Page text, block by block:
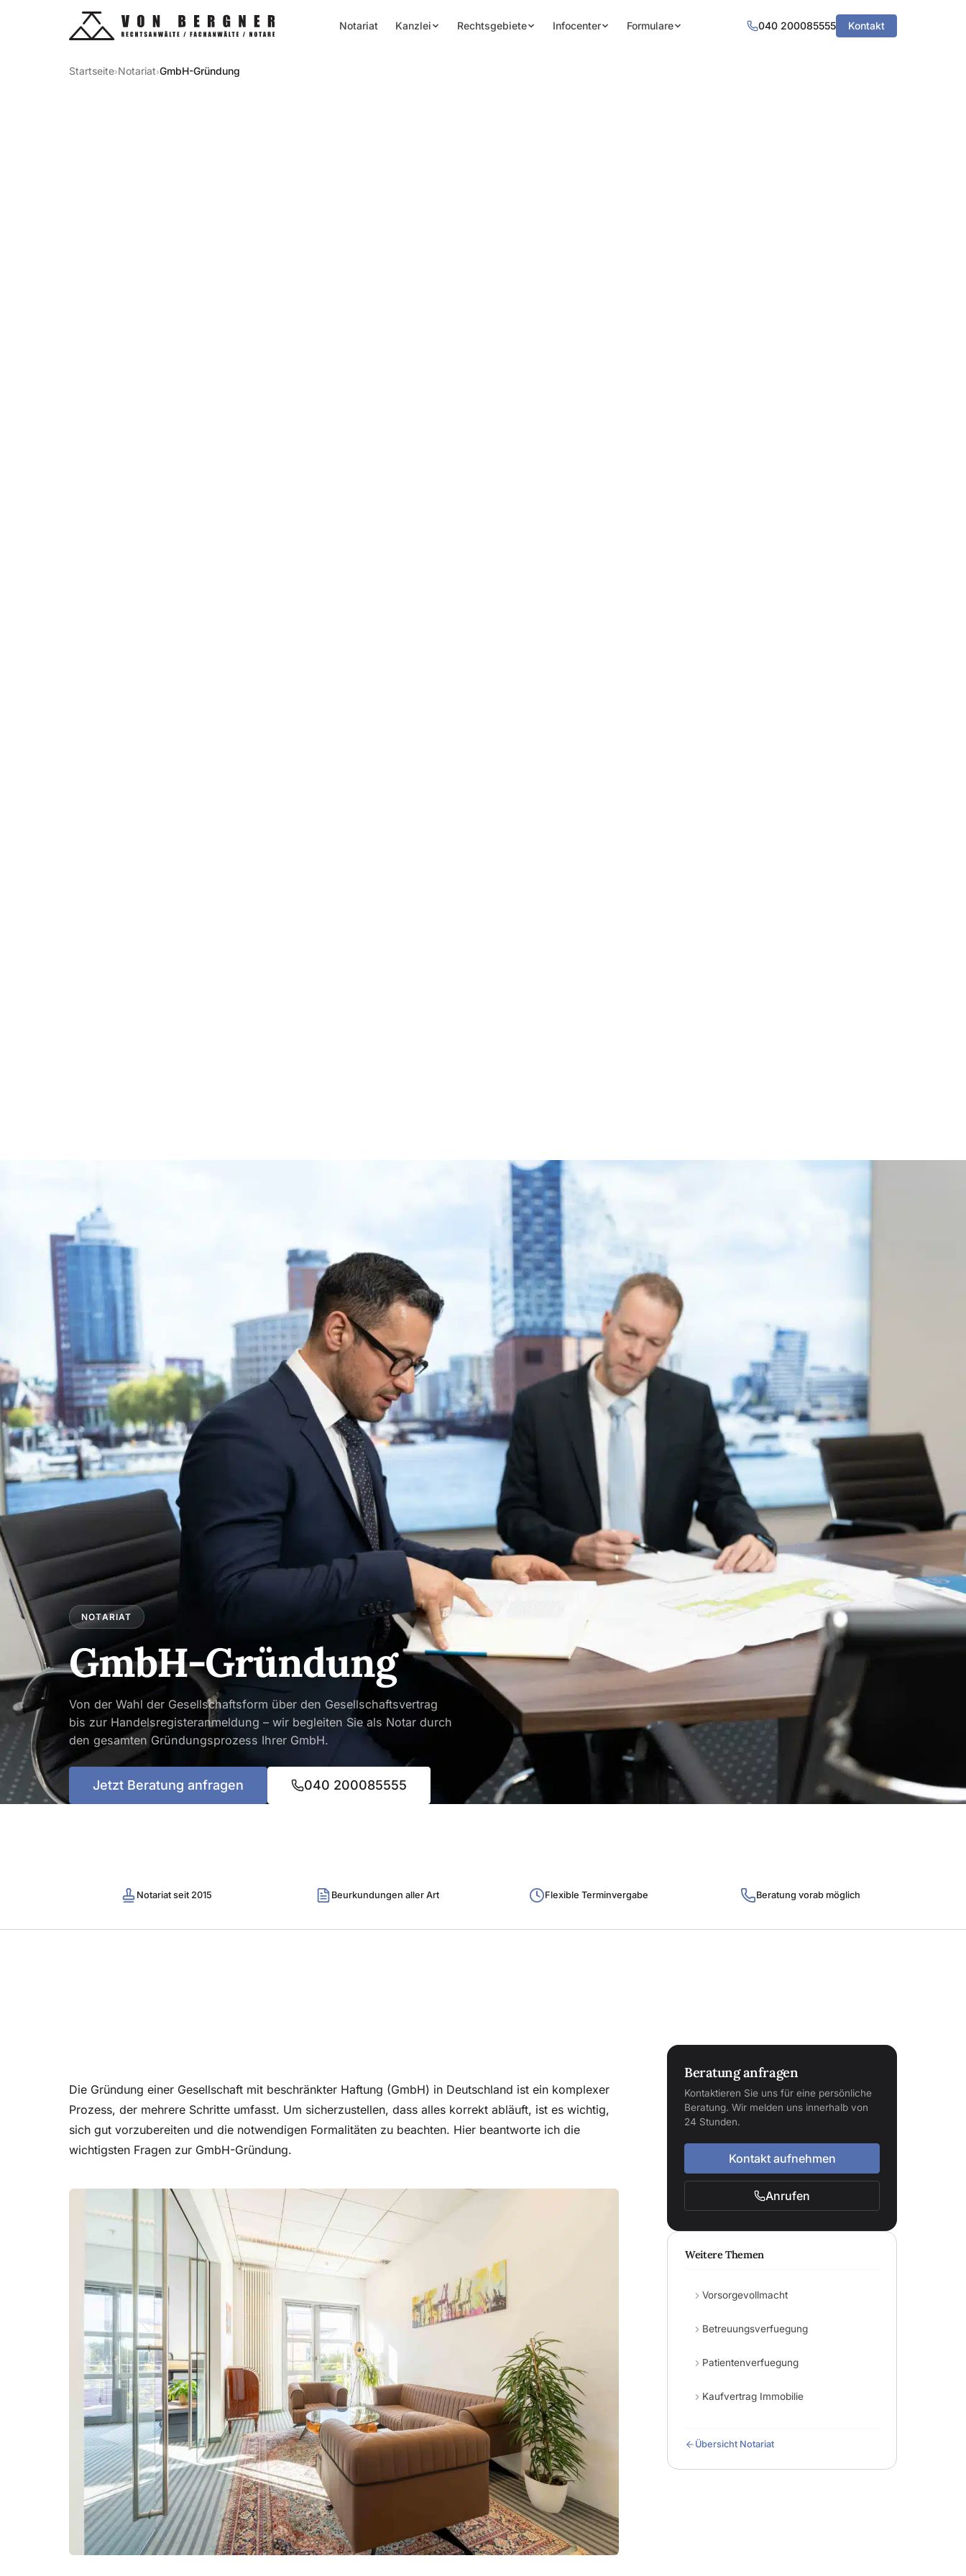
Notariat Kanzlei Rechtsgebiete Infocenter Formulare 040 200085555 Kontakt
Startseite›Notariat›GmbH-Gründung
NOTARIAT
GmbH-Gründung
Von der Wahl der Gesellschaftsform über den Gesellschaftsvertrag
bis zur Handelsregisteranmeldung – wir begleiten Sie als Notar durch
den gesamten Gründungsprozess Ihrer GmbH.
Jetzt Beratung anfragen 040 200085555
Notariat seit 2015 Beurkundungen aller Art Flexible Terminvergabe Beratung vorab möglich
Die Gründung einer Gesellschaft mit beschränkter Haftung (GmbH) in Deutschland ist ein komplexer
Prozess, der mehrere Schritte umfasst. Um sicherzustellen, dass alles korrekt abläuft, ist es wichtig,
sich gut vorzubereiten und die notwendigen Formalitäten zu beachten. Hier beantworte ich die
wichtigsten Fragen zur GmbH-Gründung.
Beratung anfragen
Kontaktieren Sie uns für eine persönliche
Beratung. Wir melden uns innerhalb von
24 Stunden.
Kontakt aufnehmen
Anrufen
Weitere Themen
Vorsorgevollmacht
Betreuungsverfuegung
Patientenverfuegung
Kaufvertrag Immobilie
Übersicht Notariat